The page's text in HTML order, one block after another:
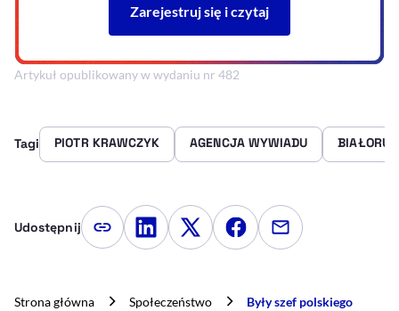
Artykuł opublikowany w wydaniu nr 482
Tagi PIOTR KRAWCZYK AGENCJA WYWIADU BIAŁORUŚ
Udostępnij Kopiuj link artykułu
Udostępnij na LinkedIn
Udostępnij na Twitterze
Udostępnij na
Udostępnij
Strona główna Społeczeństwo
Były szef polskiego